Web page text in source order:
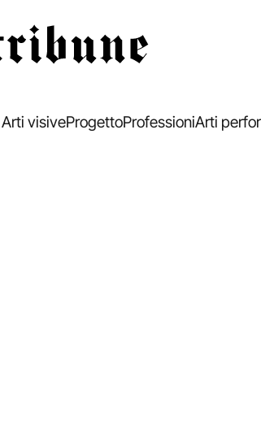
Arti visiveProgettoProfessioniArti